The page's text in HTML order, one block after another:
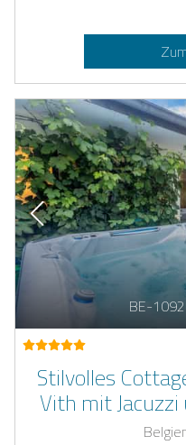
BE-
Stilvolles
Vith mit Jacuzzi